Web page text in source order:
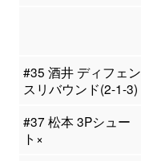
#35 酒井 ディフェン
スリバウンド(2-1-3)
#37 松本 3Pシュー
ト×